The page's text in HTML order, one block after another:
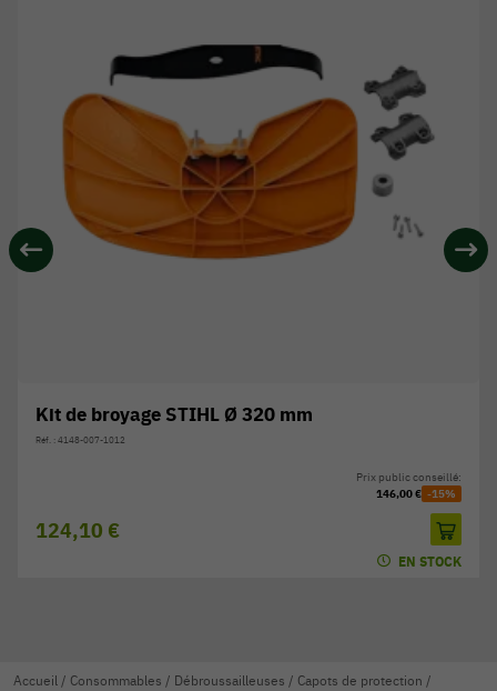
Kit de broyage STIHL Ø 320 mm
Réf. : 4148-007-1012
124,10 €
Prix public conseillé:
146,00 € -15%
EN STOCK
Accueil / Consommables / Débroussailleuses / Capots de protection /